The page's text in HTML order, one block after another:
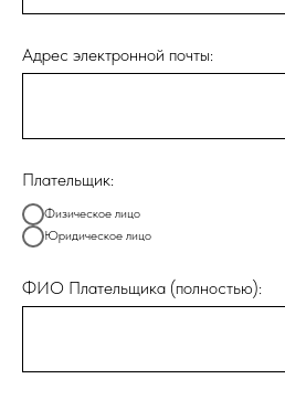
Адрес электронной почты:
Плательщик:
Физическое лицо
Юридическое лицо
ФИО Плательщика (полностью):